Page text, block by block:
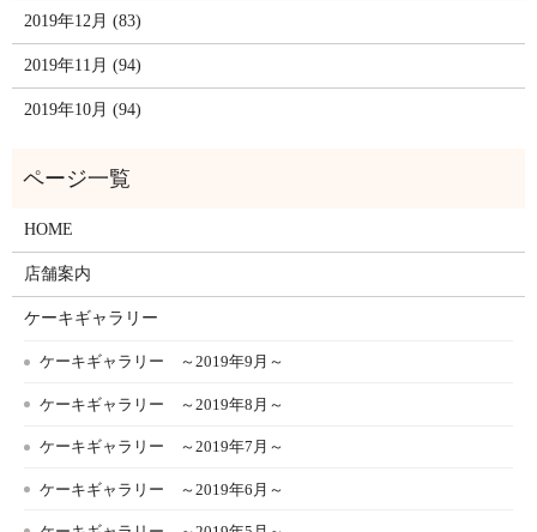
2019年12月 (83)
2019年11月 (94)
2019年10月 (94)
HOME
店舗案内
ケーキギャラリー
ケーキギャラリー ～2019年9月～
ケーキギャラリー ～2019年8月～
ケーキギャラリー ～2019年7月～
ケーキギャラリー ～2019年6月～